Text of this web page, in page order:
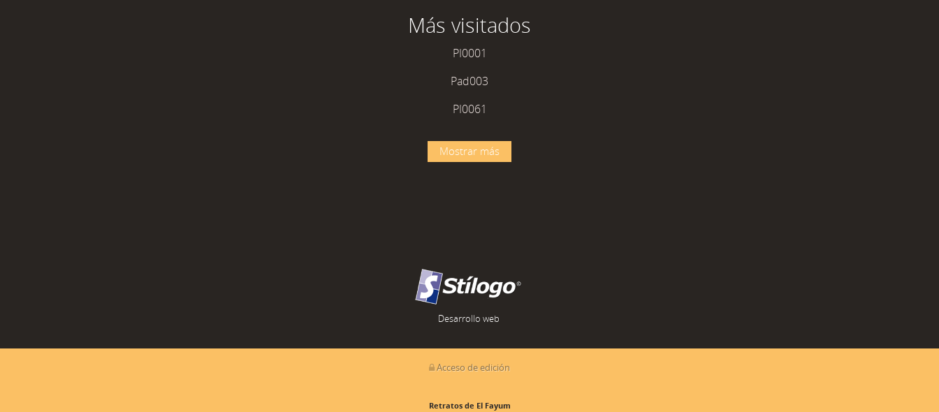
Más visitados
PI0001
Pad003
PI0061
Mostrar más
Desarrollo web
Acceso de edición
Retratos de El Fayum